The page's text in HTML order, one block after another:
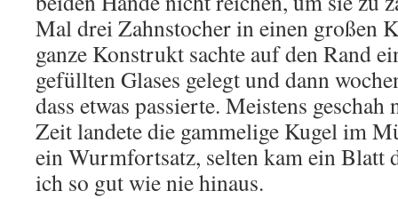
Mal drei Zahnstocher in einen großen
ganze Konstrukt sachte auf den Rand
gefüllten Glases gelegt und dann
dass etwas passierte. Meistens
Zeit landete die gammelige Kugel im
ein Wurmfortsatz, selten kam ein Blatt
ich so gut wie nie hinaus.